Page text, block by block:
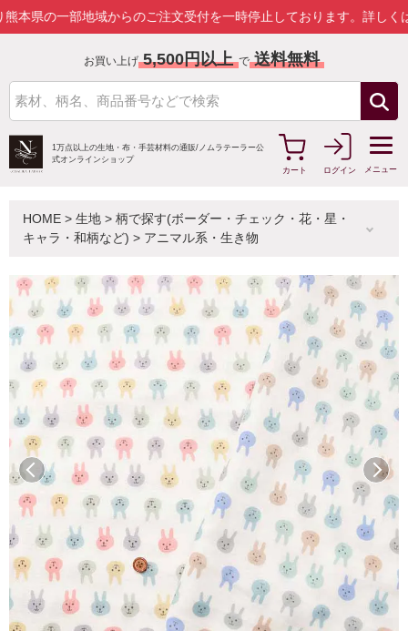
部地域からのご注文受付を一時停止しております。詳しくはこちら
お買い上げ 5,500円以上 で 送料無料
1万点以上の生地・布・手芸材料の通販/ ノムラテーラー公
式オンラインショップ
カート
ログイン メニュー
HOME > 生地 > 柄で探す(ボーダー・チェック・花・星・
キャラ・和柄など) > アニマル系・生き物
前へ 次へ